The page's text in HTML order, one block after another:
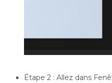
Étape 2 : Allez dans